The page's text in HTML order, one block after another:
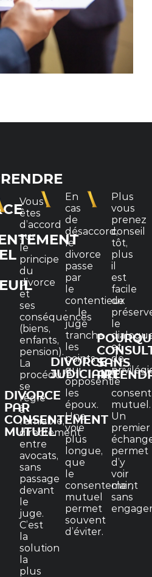
DIVORCE
PAR
CONSENTEMENT
MUTUEL
Vous
êtes
d’accord
sur
le
principe
du
divorce
et
ses
conséquences
(biens,
enfants,
pension).
La
procédure
se
règle
à
l’amiable,
directement
entre
avocats,
sans
passage
devant
le
juge.
C’est
la
solution
la
plus
DIVORCE
JUDICIAIRE
En
cas
de
désaccord,
le
divorce
passe
par
le
contentieux
: le
juge
tranche
les
points
qui
opposent
les
époux.
Une
voie
plus
longue,
que
le
consentement
mutuel
permet
souvent
d’éviter.
SANS
Plus
vous
prenez
conseil
tôt,
plus
il
est
facile
de
le
et
de
le
mutuel.
Un
premier
permet
d’y
voir
clair,
sans